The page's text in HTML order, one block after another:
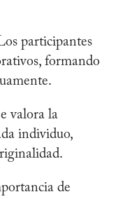
participantes
formando
valora la
individuo,
de